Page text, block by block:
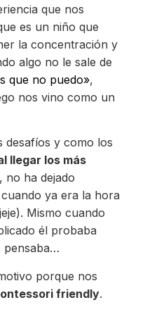
que nos
es un niño que
la concentración y
algo no le sale de
que no puedo»,
nos vino como un
desafíos y como los
llegar los más
no ha dejado
ya era la hora
Mismo cuando
él probaba
pensaba…
porque nos
friendly.